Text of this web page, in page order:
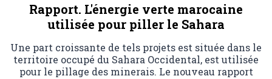
Rapport. L'énergie verte marocaine
utilisée pour piller le Sahara
Une part croissante de tels projets est située dans le
territoire occupé du Sahara Occidental, est utilisée
pour le pillage des minerais. Le nouveau rapport